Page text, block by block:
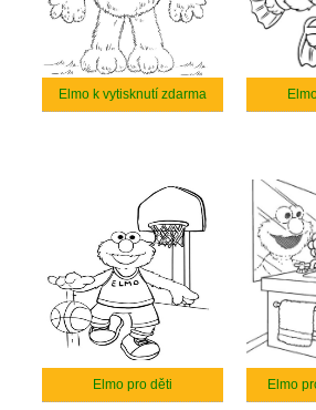
Elmo k vytisknutí zdarma
Elmo pro děti Elmo